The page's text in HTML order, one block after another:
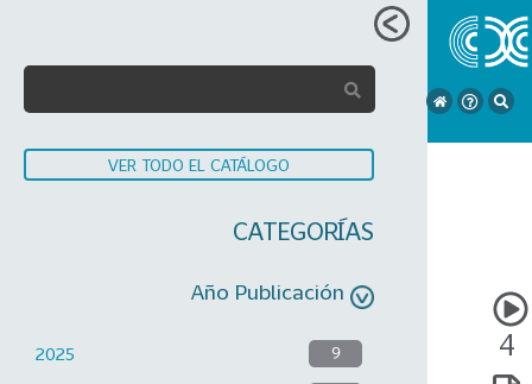
VER TODO EL CATÁLOGO
CATEGORÍAS
Año Publicación
2025 9 4